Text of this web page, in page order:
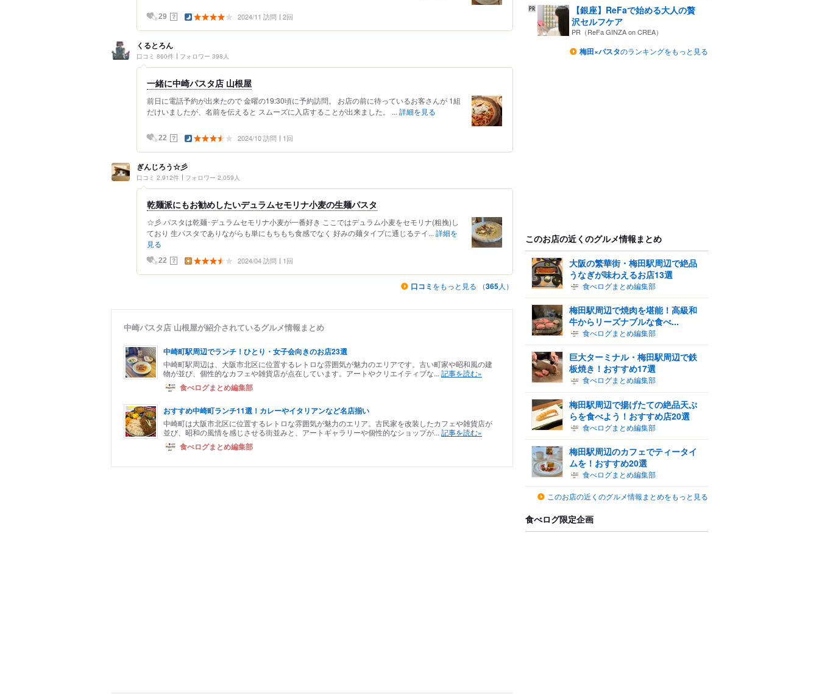
29 ？ 2024/11 訪問 2回
くるとろん
口コミ 860件 フォロワー 398人
一緒に中崎パスタ店 山根屋
前日に電話予約が出来たので 金曜の19:30頃に予約訪問。 お店の前に待っているお客さんが 1組
だけいましたが、名前を伝えると スムーズに入店することが出来ました。 ... 詳細を見る
22 ？ 2024/10 訪問 1回
ぎんじろう☆彡
口コミ 2,912件 フォロワー 2,059人
乾麺派にもお勧めしたいデュラムセモリナ小麦の生麺パスタ
☆彡 パスタは乾麺･デュラムセモリナ小麦が一番好き ここではデュラム小麦をセモリナ(粗挽)し
ており 生パスタでありながらも単にもちもち食感でなく 好みの麺タイプに通じるテイ... 詳細を
見る
22 ？ 2024/04 訪問 1回
口コミ をもっと見る （365人）
中崎パスタ店 山根屋が紹介されているグルメ情報まとめ
中崎町駅周辺でランチ！ひとり・女子会向きのお店23選
中崎町駅周辺は、大阪市北区に位置するレトロな雰囲気が魅力のエリアです。古い町家や昭和風の建
物が並び、個性的なカフェや雑貨店が点在しています。アートやクリエイティブな... 記事を読む»
食べログまとめ編集部
おすすめ中崎町ランチ11選！カレーやイタリアンなど名店揃い
中崎町は大阪市北区に位置するレトロな雰囲気が魅力のエリア。古民家を改装したカフェや雑貨店が
並び、昭和の風情を感じさせる街並みと、アートギャラリーや個性的なショップが... 記事を読む»
食べログまとめ編集部
【銀座】ReFaで始める大人の贅
沢セルフケア
PR（ReFa GINZA on CREA）
梅田×パスタのランキングをもっと見る
このお店の近くのグルメ情報まとめ
大阪の繁華街・梅田駅周辺で絶品
うなぎが味わえるお店13選
食べログまとめ編集部
梅田駅周辺で焼肉を堪能！高級和
牛からリーズナブルな食べ...
食べログまとめ編集部
巨大ターミナル・梅田駅周辺で鉄
板焼き！おすすめ17選
食べログまとめ編集部
梅田駅周辺で揚げたての絶品天ぷ
らを食べよう！おすすめ店20選
食べログまとめ編集部
梅田駅周辺のカフェでティータイ
ムを！おすすめ20選
食べログまとめ編集部
このお店の近くのグルメ情報まとめをもっと見る
食べログ限定企画